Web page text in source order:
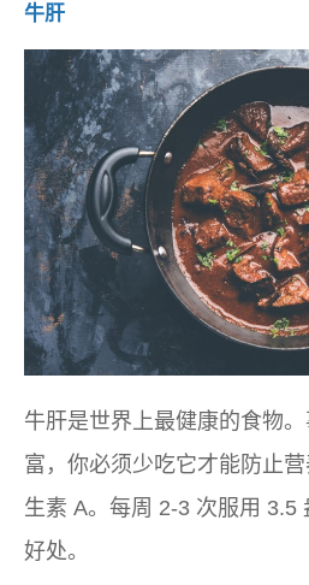
牛肝
牛肝是世界上最健康的食物
富，你必须少吃它才能防止
生素 A。每周 2-3 次服用 3.5
好处。